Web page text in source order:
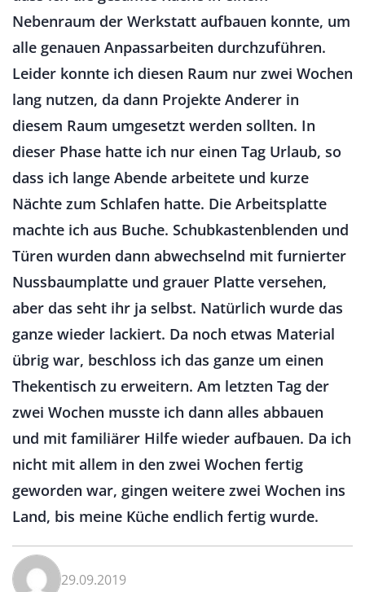
Nebenraum der Werkstatt aufbauen konnte, um
alle genauen Anpassarbeiten durchzuführen.
Leider konnte ich diesen Raum nur zwei Wochen
lang nutzen, da dann Projekte Anderer in
diesem Raum umgesetzt werden sollten. In
dieser Phase hatte ich nur einen Tag Urlaub, so
dass ich lange Abende arbeitete und kurze
Nächte zum Schlafen hatte. Die Arbeitsplatte
machte ich aus Buche. Schubkastenblenden und
Türen wurden dann abwechselnd mit furnierter
Nussbaumplatte und grauer Platte versehen,
aber das seht ihr ja selbst. Natürlich wurde das
ganze wieder lackiert. Da noch etwas Material
übrig war, beschloss ich das ganze um einen
Thekentisch zu erweitern. Am letzten Tag der
zwei Wochen musste ich dann alles abbauen
und mit familiärer Hilfe wieder aufbauen. Da ich
nicht mit allem in den zwei Wochen fertig
geworden war, gingen weitere zwei Wochen ins
Land, bis meine Küche endlich fertig wurde.
29.09.2019